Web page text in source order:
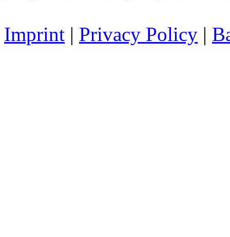
Imprint | Privacy Policy |